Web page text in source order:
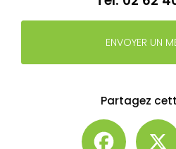
ENVOYER UN
Partagez
Facebook